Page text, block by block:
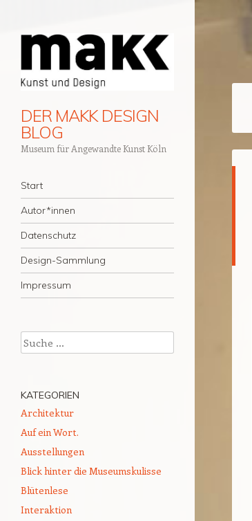
DER MAKK DESIGN
BLOG
Museum für Angewandte Kunst Köln
Navigation
Zum Inhalt springen
Start
Autor*innen
Datenschutz
Design-Sammlung
Impressum
Suchen
KATEGORIEN
Architektur
Auf ein Wort.
Ausstellungen
Blick hinter die Museumskulisse
Blütenlese
Interaktion